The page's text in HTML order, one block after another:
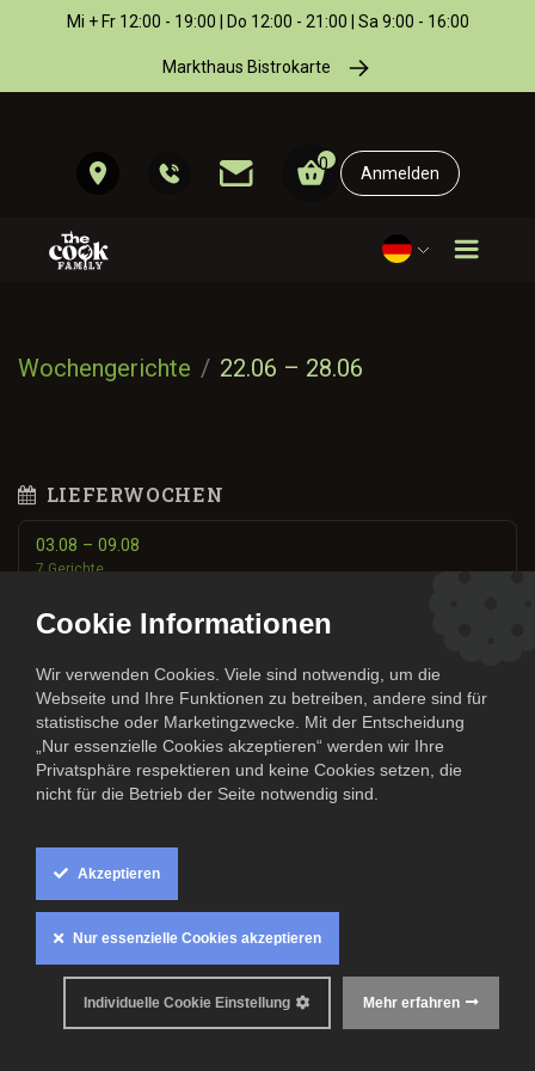
Mi + Fr 12:00 - 19:00 | Do 12:00 - 21:00 | Sa 9:00 - 16:00
Markthaus Bistrokarte
0 Anmelden
Wochengerichte 22.06 – 28.06
Lieferwoche: 22.06 – 28.06
22.06.2026 – 28.06.2026 · 9 Gerichte verfügbar
Mindestens6 Produktepro Lieferwoche bestellen.
LIEFERWOCHEN
03.08 – 09.08
7 Gerichte
10.08 – 16.08
17.08 – 23.08
7 Gerichte
24.08 – 30.08
7 Gerichte
0
Cookie Informationen
Wir verwenden Cookies. Viele sind notwendig, um die
Webseite und Ihre Funktionen zu betreiben, andere sind für
statistische oder Marketingzwecke. Mit der Entscheidung
„Nur essenzielle Cookies akzeptieren“ werden wir Ihre
Privatsphäre respektieren und keine Cookies setzen, die
nicht für die Betrieb der Seite notwendig sind.
Akzeptieren
Nur essenzielle Cookies akzeptieren
Mehr erfahren
Individuelle Cookie Einstellung